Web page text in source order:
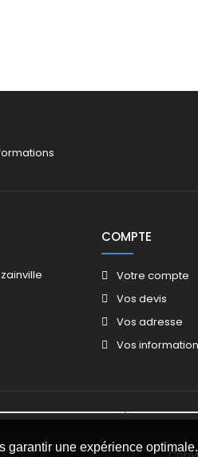
garantir une expérience optimale.
COMPTE
Votre compte
Vos devis
Vos adresse
Vos